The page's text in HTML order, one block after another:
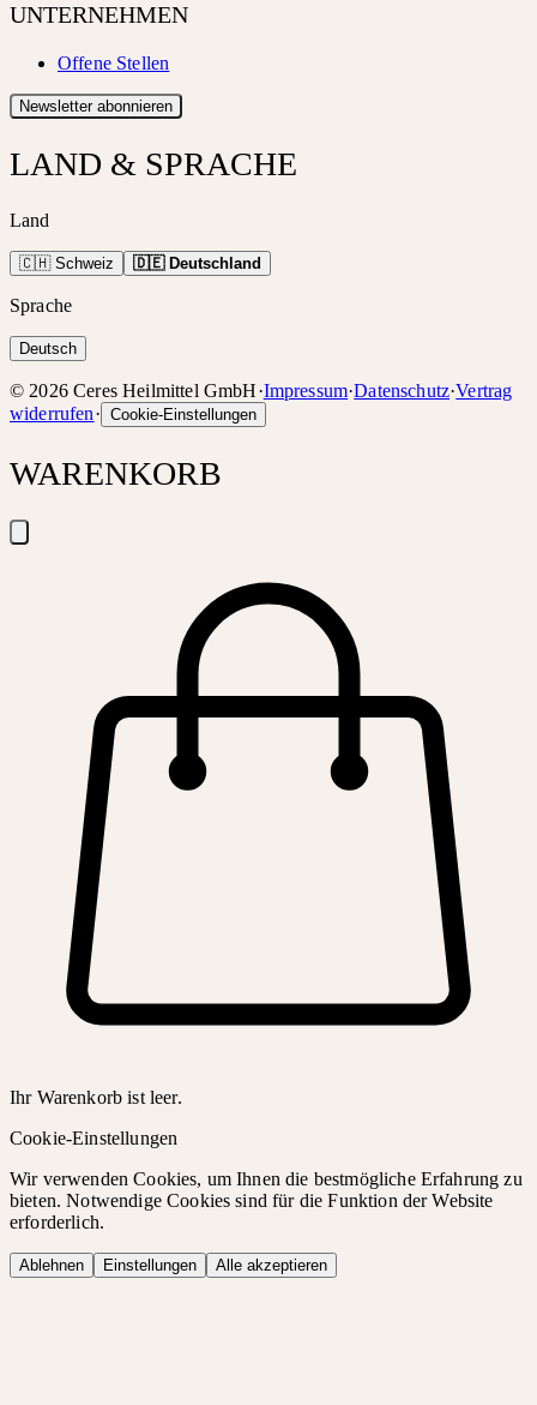
UNTERNEHMEN
Offene Stellen
Newsletter abonnieren
LAND & SPRACHE
Land
🇨🇭 Schweiz 🇩🇪 Deutschland
Sprache
Deutsch
©2026 Ceres Heilmittel GmbH·Impressum·Datenschutz·Vertrag
widerrufen· Cookie-Einstellungen
WARENKORB
Ihr Warenkorb ist leer.
Cookie-Einstellungen
Wir verwenden Cookies, um Ihnen die bestmögliche Erfahrung zu
bieten. Notwendige Cookies sind für die Funktion der Website
erforderlich.
Ablehnen Einstellungen Alle akzeptieren